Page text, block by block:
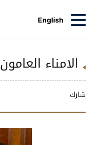
English
الامناء العامون
شارك